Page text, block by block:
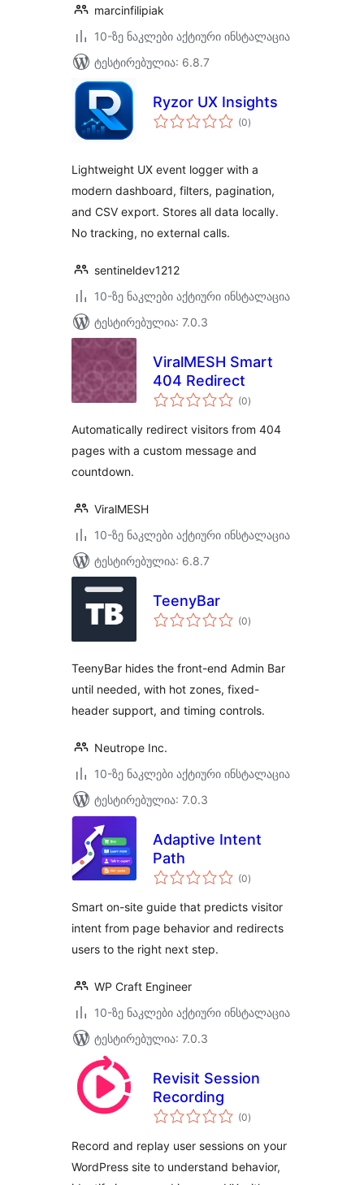
marcinfilipiak
10-ზე ნაკლები აქტიური ინსტალაცია
ტესტირებულია: 6.8.7
Ryzor UX Insights
(0საერთო
რეიტინგი
)
Lightweight UX event logger with a
modern dashboard, filters, pagination,
and CSV export. Stores all data locally.
No tracking, no external calls.
sentineldev1212
10-ზე ნაკლები აქტიური ინსტალაცია
ტესტირებულია: 7.0.3
ViralMESH Smart
404 Redirect
(0საერთო
რეიტინგი
)
Automatically redirect visitors from 404
pages with a custom message and
countdown.
ViralMESH
10-ზე ნაკლები აქტიური ინსტალაცია
ტესტირებულია: 6.8.7
TeenyBar
(0საერთო
რეიტინგი
)
TeenyBar hides the front-end Admin Bar
until needed, with hot zones, fixed-
header support, and timing controls.
Neutrope Inc.
10-ზე ნაკლები აქტიური ინსტალაცია
ტესტირებულია: 7.0.3
Adaptive Intent
Path
(0საერთო
რეიტინგი
)
Smart on-site guide that predicts visitor
intent from page behavior and redirects
users to the right next step.
WP Craft Engineer
10-ზე ნაკლები აქტიური ინსტალაცია
ტესტირებულია: 7.0.3
Revisit Session
Recording
(0საერთო
რეიტინგი
)
Record and replay user sessions on your
WordPress site to understand behavior,